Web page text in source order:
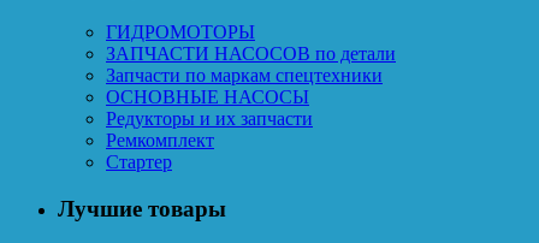
ГИДРОМОТОРЫ
ЗАПЧАСТИ НАСОСОВ по детали
Запчасти по маркам спецтехники
ОСНОВНЫЕ НАСОСЫ
Редукторы и их запчасти
Ремкомплект
Стартер
Лучшие товары